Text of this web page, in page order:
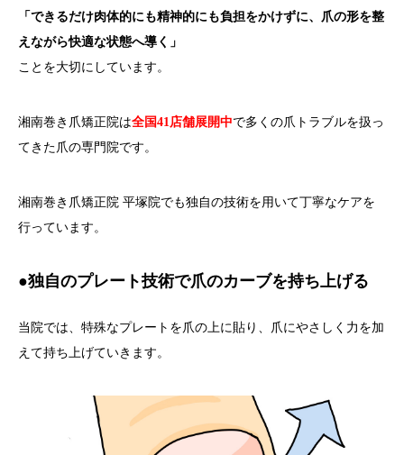
「できるだけ肉体的にも精神的にも負担をかけずに、爪の形を整
えながら快適な状態へ導く」
ことを大切にしています。
湘南巻き爪矯正院は全国41店舗展開中で多くの爪トラブルを扱っ
てきた爪の専門院です。
湘南巻き爪矯正院 平塚院でも独自の技術を用いて丁寧なケアを
行っています。
●独自のプレート技術で爪のカーブを持ち上げる
当院では、特殊なプレートを爪の上に貼り、爪にやさしく力を加
えて持ち上げていきます。